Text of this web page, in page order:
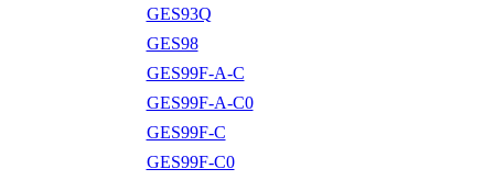
GES93Q
GES98
GES99F-A-C
GES99F-A-C0
GES99F-C
GES99F-C0